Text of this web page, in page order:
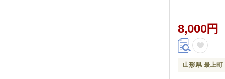
8,000円
山形県 最上町